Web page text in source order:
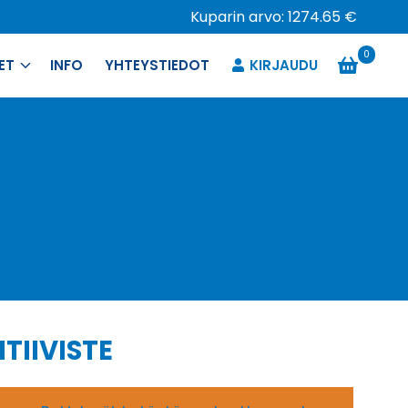
Kuparin arvo: 1274.65 €
INFO YHTEYSTIEDOT KIRJAUDU
0